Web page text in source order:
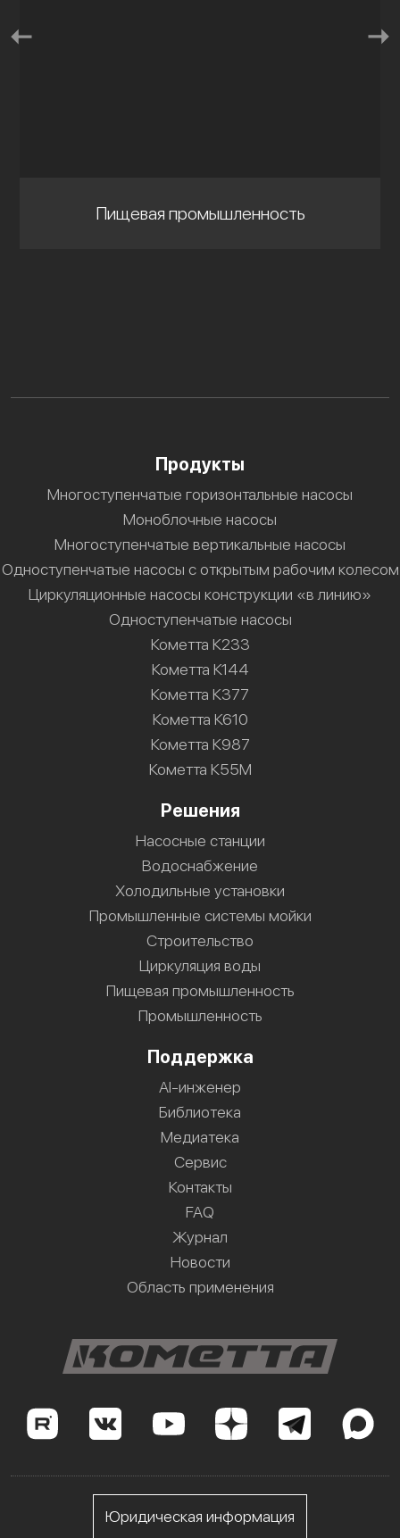
Пищевая промышленность
Продукты
Многоступенчатые горизонтальные насосы
Моноблочные насосы
Многоступенчатые вертикальные насосы
Одноступенчатые насосы с открытым рабочим колесом
Циркуляционные насосы конструкции «в линию»
Одноступенчатые насосы
Кометта К233
Кометта К144
Кометта К377
Кометта К610
Кометта К987
Кометта К55М
Решения
Насосные станции
Водоснабжение
Холодильные установки
Промышленные системы мойки
Строительство
Циркуляция воды
Пищевая промышленность
Промышленность
Поддержка
AI-инженер
Библиотека
Медиатека
Сервис
Контакты
FAQ
Журнал
Новости
Область применения
Юридическая информация